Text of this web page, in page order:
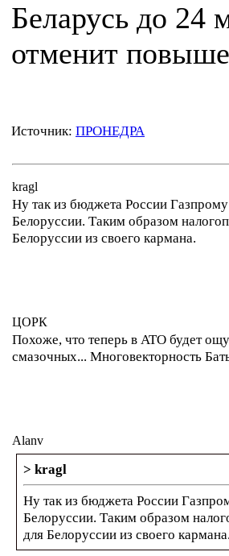
Беларусь до 24
отменит
Источник: ПРОНЕДРА
kragl
Ну так из бюджета России
Белоруссии. Таким образом
Белоруссии из своего кармана.
ЦОРК
Похоже, что теперь в АТО будет
смазочных... Многовекторность
Alanv
> kragl
Ну так из бюджета России
Белоруссии. Таким образом
для Белоруссии из своего кармана.